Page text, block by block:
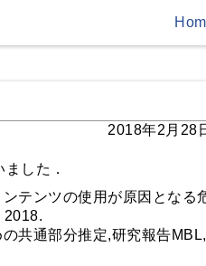
2018年2月28
した．
テンツの使用が原因となる
2018.
共通部分推定,研究報告MBL,